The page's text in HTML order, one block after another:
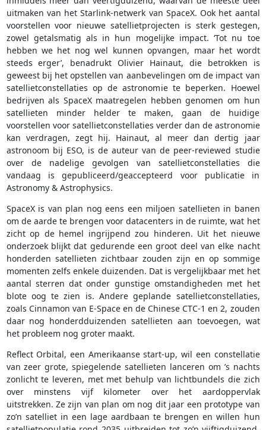
uitmaken van het Starlink-netwerk van SpaceX. Ook het aantal
voorstellen voor nieuwe satellietprojecten is sterk gestegen,
zowel getalsmatig als in hun mogelijke impact. ‘Tot nu toe
hebben we het nog wel kunnen opvangen, maar het wordt
steeds erger’, benadrukt Olivier Hainaut, die betrokken is
geweest bij het opstellen van aanbevelingen om de impact van
satellietconstellaties op de astronomie te beperken. Hoewel
bedrijven als SpaceX maatregelen hebben genomen om hun
satellieten minder helder te maken, gaan de huidige
voorstellen voor satellietconstellaties verder dan de astronomie
kan verdragen, zegt hij. Hainaut, al meer dan dertig jaar
astronoom bij ESO, is de auteur van de peer-reviewed studie
over de nadelige gevolgen van satellietconstellaties die
vandaag is gepubliceerd/geaccepteerd voor publicatie in
Astronomy & Astrophysics.
SpaceX is van plan nog eens een miljoen satellieten in banen
om de aarde te brengen voor datacenters in de ruimte, wat het
zicht op de hemel ingrijpend zou hinderen. Uit het nieuwe
onderzoek blijkt dat gedurende een groot deel van elke nacht
honderden satellieten zichtbaar zouden zijn en op sommige
momenten zelfs enkele duizenden. Dat is vergelijkbaar met het
aantal sterren dat onder gunstige omstandigheden met het
blote oog te zien is. Andere geplande satellietconstellaties,
zoals Cinnamon van E-Space en de Chinese CTC-1 en 2, zouden
daar nog honderdduizenden satellieten aan toevoegen, wat
het probleem nog groter maakt.
Reflect Orbital, een Amerikaanse start-up, wil een constellatie
van zeer grote, spiegelende satellieten lanceren om ’s nachts
zonlicht te leveren, met met behulp van lichtbundels die zich
over minstens vijf kilometer over het aardoppervlak
uitstrekken. Ze zijn van plan om nog dit jaar een prototype van
zo’n satelliet in een lage aardbaan te brengen en willen hun